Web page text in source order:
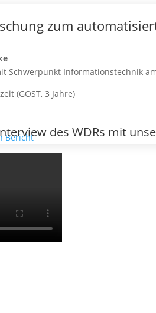
zum
Schwerpunkt Informationstechnik
(GOST, 3 Jahre)
Bericht des WDRs mit